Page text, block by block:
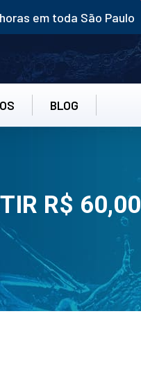
em toda São Paulo
BLOG
R$ 60,00